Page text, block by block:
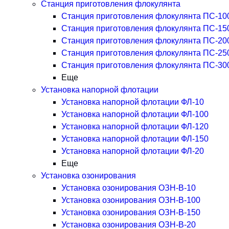
Станция приготовления флокулянта
Станция приготовления флокулянта ПС-
Станция приготовления флокулянта ПС-
Станция приготовления флокулянта ПС-
Станция приготовления флокулянта ПС-
Станция приготовления флокулянта ПС-
Еще
Установка напорной флотации
Установка напорной флотации ФЛ-10
Установка напорной флотации ФЛ-100
Установка напорной флотации ФЛ-120
Установка напорной флотации ФЛ-150
Установка напорной флотации ФЛ-20
Еще
Установка озонирования
Установка озонирования ОЗН-В-10
Установка озонирования ОЗН-В-100
Установка озонирования ОЗН-В-150
Установка озонирования ОЗН-В-20